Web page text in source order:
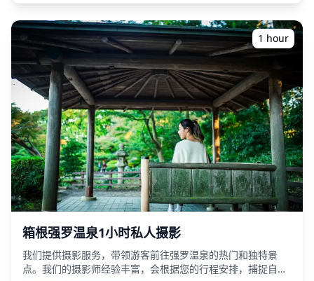
下，参观2-3个场所，如美食摊、居酒屋或酒吧 ◆费用不包含
・酒店接送 ・小费 ・交通费用 ・旅游费用不包含的额外饮品
或餐点 ・个人消费或购物 ◆附加信息 ・本次旅行最多可容纳8
名参与者。 ・儿童必须由成人陪同。 ・仅向20岁及以上的参
与者提供酒精饮品（日本的法定饮酒年龄）。 ・请注意，餐点
是在Holiday Travel以外的厨房准备的，因此我们无法保证无
过敏餐点或满足饮食限制。 ◆箱根・小田原 – 美食与夜生活
箱根和小田原地区是著名的旅游目的地，以其温泉和历史地标
而闻名。白天，游客喜欢在温泉小镇漫步和观光，而到了晚
上，整体氛围变得平静而放松。在小田原站周围，您可以找到
成群的居酒屋和餐馆，让您可以在步行距离内的两到三个场所
享受酒吧巡游。从当地人经常光顾的传统居酒屋到现代餐饮酒
吧，各种选择应有尽有，提供充满活力的夜生活体验。相比之
下，在箱根的温泉小镇，更常见的是在日式旅馆内用餐和饮
酒，参观多家居酒屋的选择有限。对于希望将观光与酒吧巡游
适合您喜好的场所，所以请随时与我们联系，加入我们，度过
(https://assets.hldycdn.com/a87a8576-f589-46bc-b3b4-
1775c6898ac5.jpg?w=1200&h=800&fit=crop&q=80) ![]
1 hour
箱根强罗温泉1小时私人摄影
我们提供摄影服务，带领游客前往强罗温泉的热门和独特景
点。我们的摄影师经验丰富，会根据您的行程安排，捕捉自然